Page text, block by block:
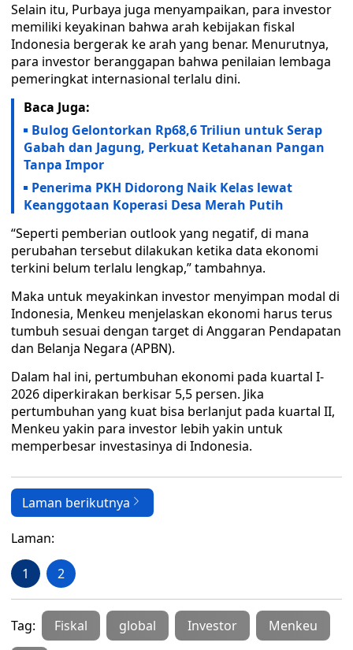
Selain itu, Purbaya juga menyampaikan, para investor
memiliki keyakinan bahwa arah kebijakan fiskal
Indonesia bergerak ke arah yang benar. Menurutnya,
para investor beranggapan bahwa penilaian lembaga
pemeringkat internasional terlalu dini.
Baca Juga:
Bulog Gelontorkan Rp68,6 Triliun untuk Serap
Gabah dan Jagung, Perkuat Ketahanan Pangan
Tanpa Impor
Penerima PKH Didorong Naik Kelas lewat
Keanggotaan Koperasi Desa Merah Putih
“Seperti pemberian outlook yang negatif, di mana
perubahan tersebut dilakukan ketika data ekonomi
terkini belum terlalu lengkap,” tambahnya.
Maka untuk meyakinkan investor menyimpan modal di
Indonesia, Menkeu menjelaskan ekonomi harus terus
tumbuh sesuai dengan target di Anggaran Pendapatan
dan Belanja Negara (APBN).
Dalam hal ini, pertumbuhan ekonomi pada kuartal I-
2026 diperkirakan berkisar 5,5 persen. Jika
pertumbuhan yang kuat bisa berlanjut pada kuartal II,
Menkeu yakin para investor lebih yakin untuk
memperbesar investasinya di Indonesia.
Laman berikutnya
Laman:
1 2
Tag: Fiskal global Investor Menkeu